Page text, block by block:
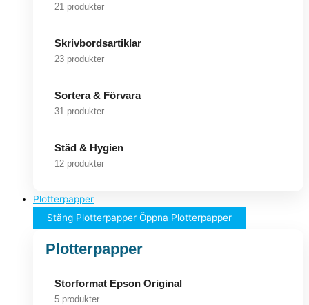
21 produkter
Skrivbordsartiklar
23 produkter
Sortera & Förvara
31 produkter
Städ & Hygien
12 produkter
Plotterpapper
Stäng Plotterpapper Öppna Plotterpapper
Plotterpapper
Storformat Epson Original
5 produkter